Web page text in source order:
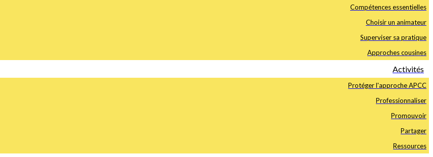
Compétences essentielles
Choisir un animateur
Superviser sa pratique
Approches cousines
Activités
Protéger l'approche APCC
Professionnaliser
Promouvoir
Partager
Ressources